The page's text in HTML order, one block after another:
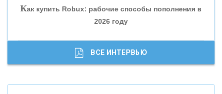
«ГАЗПРОМБАНК»
«МОСКОВСКИЙ КРЕДИТНЫЙ БАНК»
Как купить Robux: рабочие способы пополнения в
2026 году
ВСЕ ИНТЕРВЬЮ